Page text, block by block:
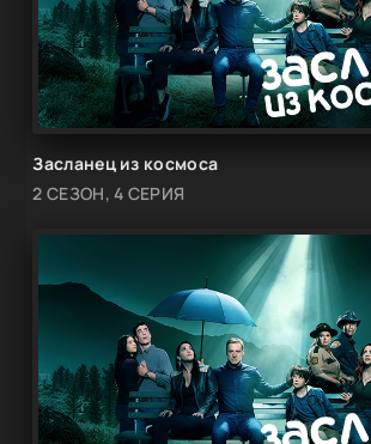
Засланец из космоса
2 СЕЗОН, 4 СЕРИЯ